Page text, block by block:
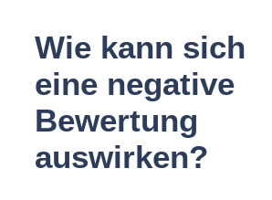
Wie kann sich
eine negative
Bewertung
auswirken?